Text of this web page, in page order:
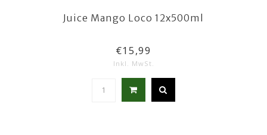
Juice Mango Loco 12x500ml
€15,99
Inkl. MwSt.